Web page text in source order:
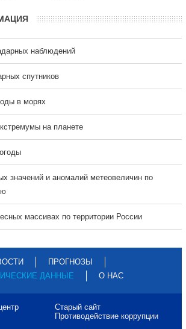
наблюдений
спутников
в морях
на планете
значений и аномалий метеовеличин по
массивах по территории России
ПРОГНОЗЫ
ДАННЫЕ
О НАС
Старый сайт
Противодействие коррупции